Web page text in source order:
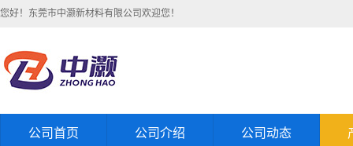
您好！东莞市中灏新材料有限公司欢迎您！
公司首页 公司介绍 公司动态